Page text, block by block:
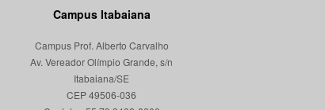
Campus Itabaiana
Campus Prof. Alberto Carvalho
Av. Vereador Olímpio Grande, s/n
Itabaiana/SE
CEP 49506-036